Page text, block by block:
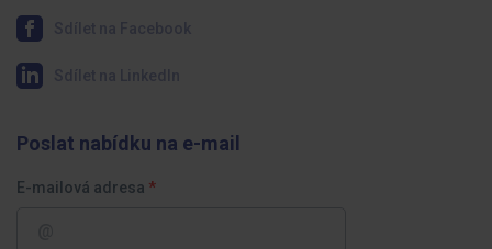
Poslat nabídku na e-mail
E-mailová adresa